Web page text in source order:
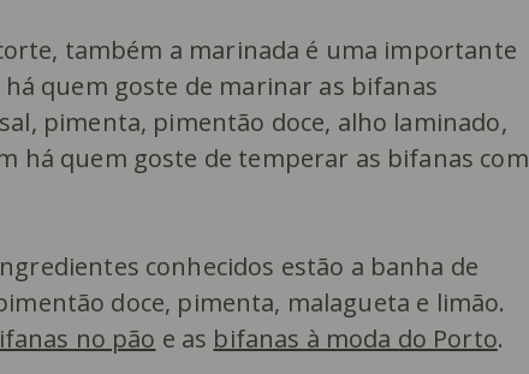
também a marinada é uma importante
quem goste de marinar as bifanas
pimenta, pimentão doce, alho laminado,
há quem goste de temperar as bifanas com
conhecidos estão a banha de
doce, pimenta, malagueta e limão.
no pão e as bifanas à moda do Porto.